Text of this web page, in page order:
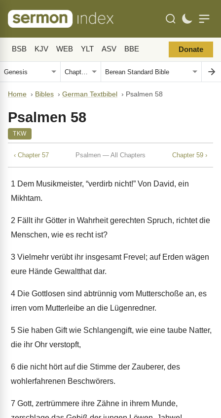
BSB KJV WEB YLT ASV BBE Donate
Home › Bibles › German Textbibel › Psalmen 58
Psalmen 58
TKW
‹ Chapter 57 Psalmen — All Chapters Chapter 59 ›
1 Dem Musikmeister, “verdirb nicht!” Von David, ein
Mikhtam.
2 Fällt ihr Götter in Wahrheit gerechten Spruch, richtet die
Menschen, wie es recht ist?
3 Vielmehr verübt ihr insgesamt Frevel; auf Erden wägen
eure Hände Gewaltthat dar.
4 Die Gottlosen sind abtrünnig vom Mutterschoße an, es
irren vom Mutterleibe an die Lügenredner.
5 Sie haben Gift wie Schlangengift, wie eine taube Natter,
die ihr Ohr verstopft,
6 die nicht hört auf die Stimme der Zauberer, des
wohlerfahrenen Beschwörers.
7 Gott, zertrümmere ihre Zähne in ihrem Munde,